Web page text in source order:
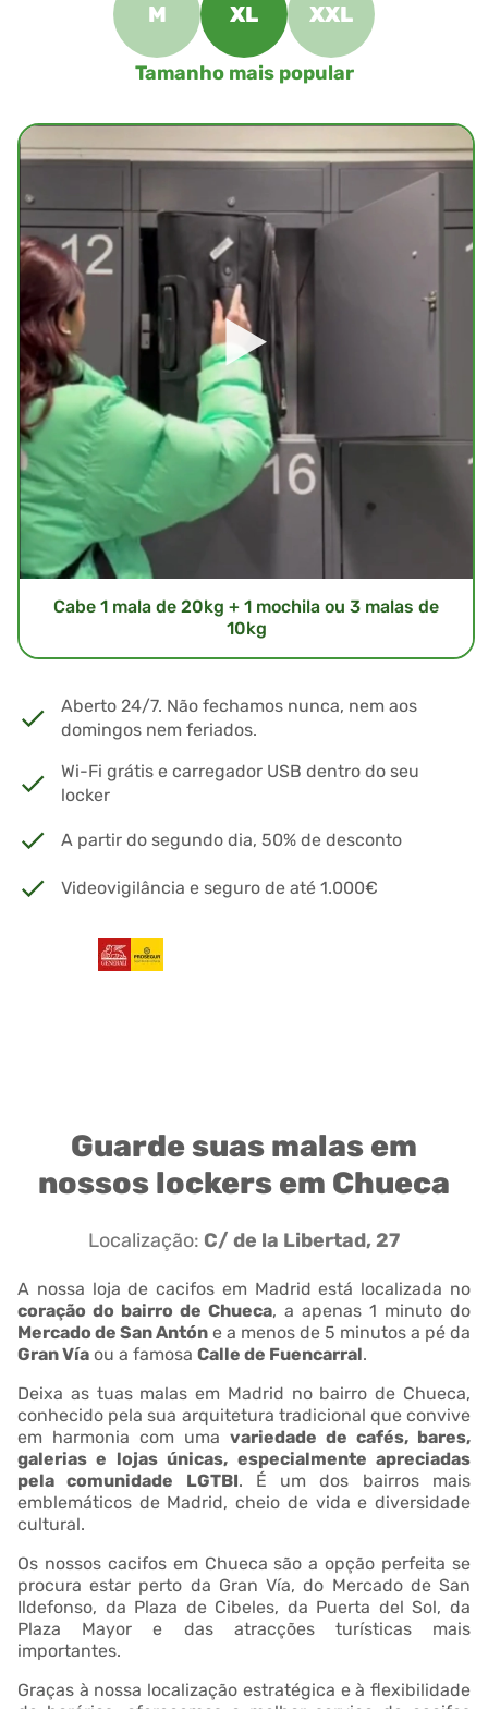
M XL XXL
Tamanho mais popular
Cabe 1 mala de 20kg + 1 mochila ou 3 malas de
10kg
Aberto 24/7. Não fechamos nunca, nem aos
domingos nem feriados.
Wi-Fi grátis e carregador USB dentro do seu
locker
A partir do segundo dia, 50% de desconto
Videovigilância e seguro de até 1.000€
Guarde suas malas em
nossos lockers em Chueca
Localização: C/ de la Libertad, 27
A nossa loja de cacifos em Madrid está localizada no
coração do bairro de Chueca, a apenas 1 minuto do
Mercado de San Antón e a menos de 5 minutos a pé da
Gran Vía ou a famosa Calle de Fuencarral.
Deixa as tuas malas em Madrid no bairro de Chueca,
conhecido pela sua arquitetura tradicional que convive
em harmonia com uma variedade de cafés, bares,
galerias e lojas únicas, especialmente apreciadas
pela comunidade LGTBI. É um dos bairros mais
emblemáticos de Madrid, cheio de vida e diversidade
cultural.
Os nossos cacifos em Chueca são a opção perfeita se
procura estar perto da Gran Vía, do Mercado de San
Ildefonso, da Plaza de Cibeles, da Puerta del Sol, da
Plaza Mayor e das atracções turísticas mais
importantes.
Graças à nossa localização estratégica e à flexibilidade